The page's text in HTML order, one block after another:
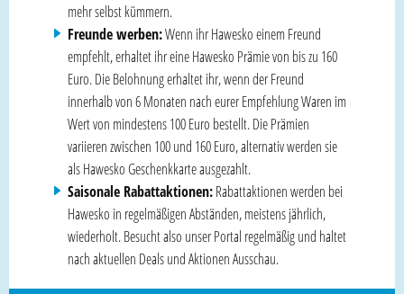
mehr selbst kümmern.
Freunde werben:Wenn ihr Hawesko einem Freund
empfehlt, erhaltet ihr eine Hawesko Prämie von bis zu 160
Euro. Die Belohnung erhaltet ihr, wenn der Freund
innerhalb von 6 Monaten nach eurer Empfehlung Waren im
Wert von mindestens 100 Euro bestellt. Die Prämien
variieren zwischen 100 und 160 Euro, alternativ werden sie
als Hawesko Geschenkkarte ausgezahlt.
Saisonale Rabattaktionen:Rabattaktionen werden bei
Hawesko in regelmäßigen Abständen, meistens jährlich,
wiederholt. Besucht also unser Portal regelmäßig und haltet
nach aktuellen Deals und Aktionen Ausschau.